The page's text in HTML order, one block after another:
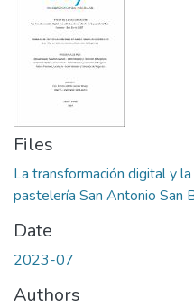
Files
La transformación digital y
pastelería San Antonio San
Date
2023-07
Authors